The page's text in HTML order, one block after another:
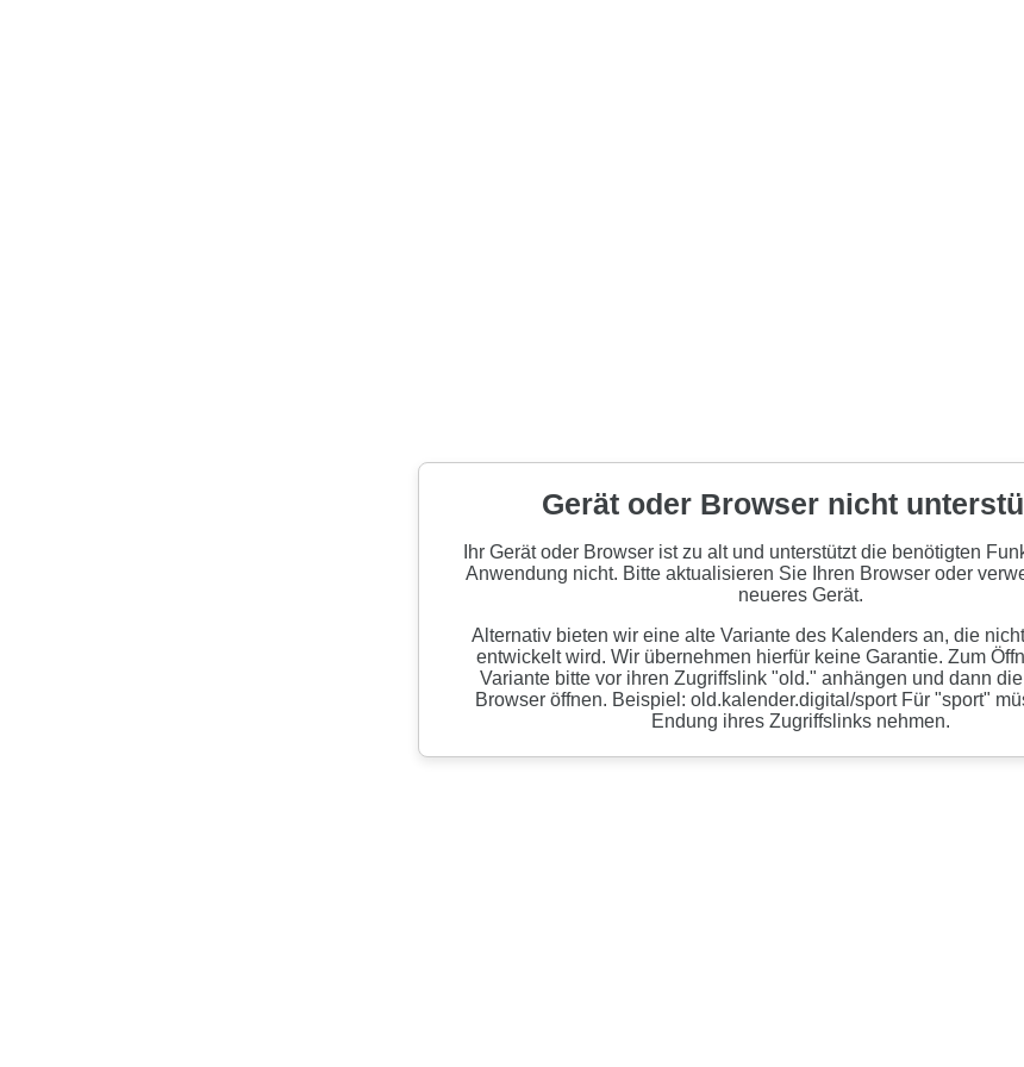
Gerät oder Browser nicht
Ihr Gerät oder Browser ist zu alt und unterstützt die benötigten
Anwendung nicht. Bitte aktualisieren Sie Ihren Browser oder
neueres Gerät.
Alternativ bieten wir eine alte Variante des Kalenders an, die
entwickelt wird. Wir übernehmen hierfür keine Garantie. Zum
Variante bitte vor ihren Zugriffslink "old." anhängen und dann
Browser öffnen. Beispiel: old.kalender.digital/sport Für "sport"
Endung ihres Zugriffslinks nehmen.